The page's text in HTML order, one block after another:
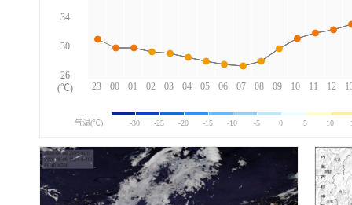
23 00 01 02 03 04 05 06 07 08 09 10 11 12
34
30
26
(℃)
气温(℃) -30 -25 -20 -15 -10 -5 0 5 10